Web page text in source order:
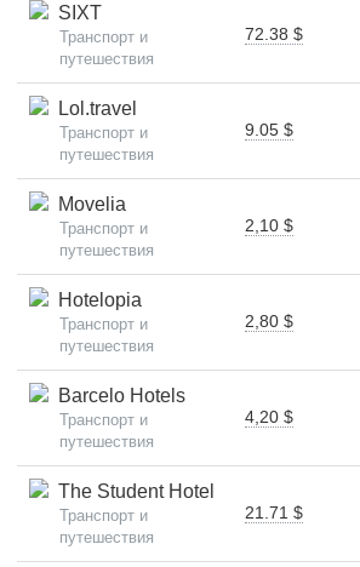
SIXT
Транспорт и
путешествия
72.38 $
Lol.travel
Транспорт и
путешествия
9.05 $
Movelia
Транспорт и
путешествия
2,10 $
Hotelopia
Транспорт и
путешествия
2,80 $
Barcelo Hotels
Транспорт и
путешествия
4,20 $
The Student Hotel
Транспорт и
путешествия
21.71 $